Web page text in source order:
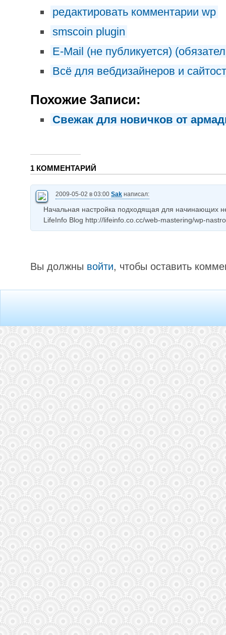
редактировать комментарии wp
smscoin plugin
E-Mail (не публикуется)
Всё для вебдизайнеров и
Похожие Записи:
Свежак для новичков от
1 КОММЕНТАРИЙ
2009-05-02 в 03:00 Sak написал:
Начальная настройка подходящая для начинающих
LifeInfo Blog http://lifeinfo.co.cc/web-mastering/wp-
Вы должны войти, чтобы оставить